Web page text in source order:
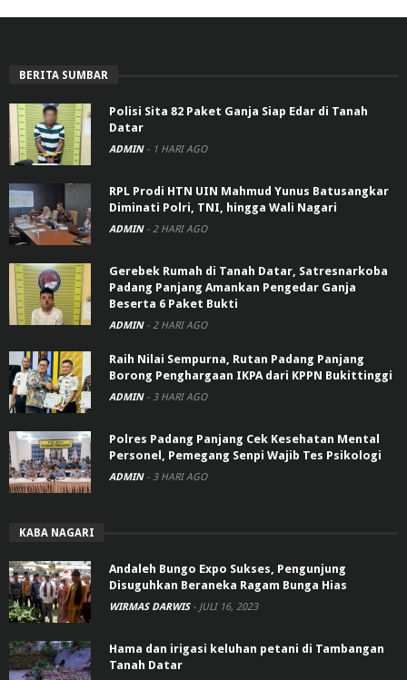
BERITA SUMBAR
Polisi Sita 82 Paket Ganja Siap Edar di Tanah
Datar
ADMIN - 1 HARI AGO
RPL Prodi HTN UIN Mahmud Yunus Batusangkar
Diminati Polri, TNI, hingga Wali Nagari
ADMIN - 2 HARI AGO
Gerebek Rumah di Tanah Datar, Satresnarkoba
Padang Panjang Amankan Pengedar Ganja
Beserta 6 Paket Bukti
ADMIN - 2 HARI AGO
Raih Nilai Sempurna, Rutan Padang Panjang
Borong Penghargaan IKPA dari KPPN Bukittinggi
ADMIN - 3 HARI AGO
Polres Padang Panjang Cek Kesehatan Mental
Personel, Pemegang Senpi Wajib Tes Psikologi
ADMIN - 3 HARI AGO
KABA NAGARI
Andaleh Bungo Expo Sukses, Pengunjung
Disuguhkan Beraneka Ragam Bunga Hias
WIRMAS DARWIS - JULI 16, 2023
Hama dan irigasi keluhan petani di Tambangan
Tanah Datar